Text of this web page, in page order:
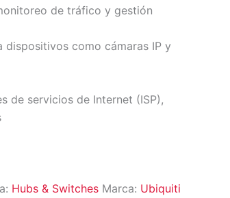
de tráfico y gestión
dispositivos como cámaras IP y
de servicios de Internet (ISP),
Hubs & Switches Marca: Ubiquiti